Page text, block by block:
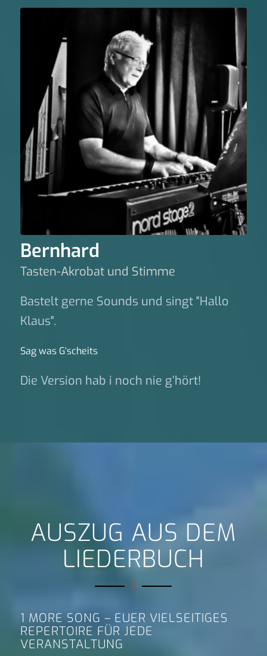
Bernhard
Tasten-Akrobat und Stimme
Bastelt gerne Sounds und singt "Hallo
Klaus".
Sag was G‘scheits
Die Version hab i noch nie g’hört!
AUSZUG AUS DEM
LIEDERBUCH
1 MORE SONG – EUER VIELSEITIGES
REPERTOIRE FÜR JEDE
VERANSTALTUNG